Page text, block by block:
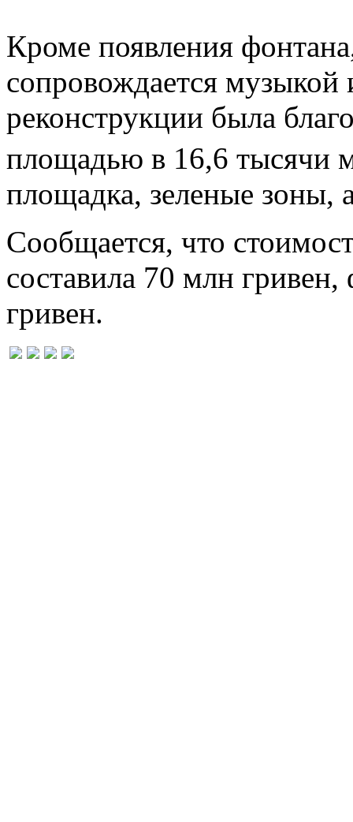
Кроме появления
сопровождается музыкой
реконструкции была
площадью в 16,6 тысячи
площадка, зеленые зоны,
Сообщается, что
составила 70 млн
гривен.